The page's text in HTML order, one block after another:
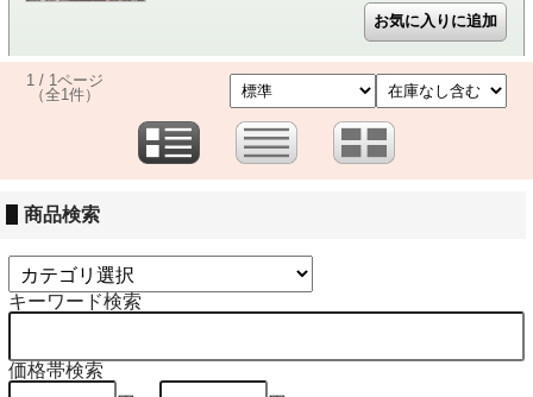
1 / 1ページ
（全1件）
商品検索
キーワード検索
価格帯検索